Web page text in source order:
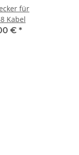
für
Kabel
€ *